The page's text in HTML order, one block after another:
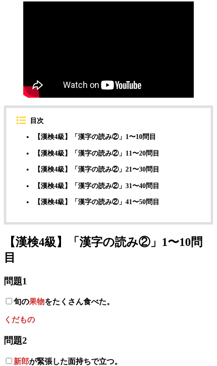
目次
【漢検4級】「漢字の読み②」1〜10問目
【漢検4級】「漢字の読み②」11〜20問目
【漢検4級】「漢字の読み②」21〜30問目
【漢検4級】「漢字の読み②」31〜40問目
【漢検4級】「漢字の読み②」41〜50問目
【漢検4級】「漢字の読み②」1〜10問
目
問題1
旬の果物をたくさん食べた。
くだもの
問題2
新郎が緊張した面持ちで立つ。